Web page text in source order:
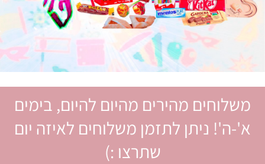
משלוחים מהירים מהיום להיום, בימים
א'-ה'! ניתן לתזמן משלוחים לאיזה יום
שתרצו :)